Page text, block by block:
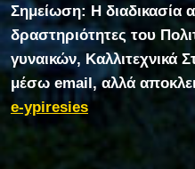
Σημείωση: Η διαδικασία
δραστηριότητες του
γυναικών, Καλλιτεχνικά
μέσω email, αλλά
e-ypiresies